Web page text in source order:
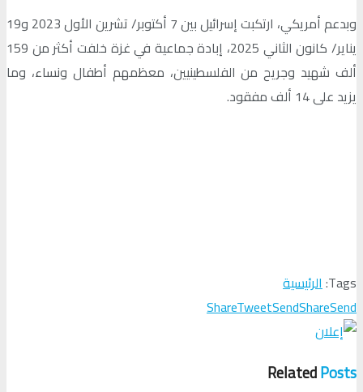
وبدعم أمريكي، ارتكبت إسرائيل بين 7 أكتوبر/ تشرين الأول 2023 و19
يناير/ كانون الثاني 2025، إبادة جماعية في غزة خلفت أكثر من 159
ألف شهيد وجريح من الفلسطينيين، معظمهم أطفال ونساء، وما
يزيد على 14 ألف مفقود.
Tags: الرئيسية
ShareTweetSendShareSend
RelatedPosts